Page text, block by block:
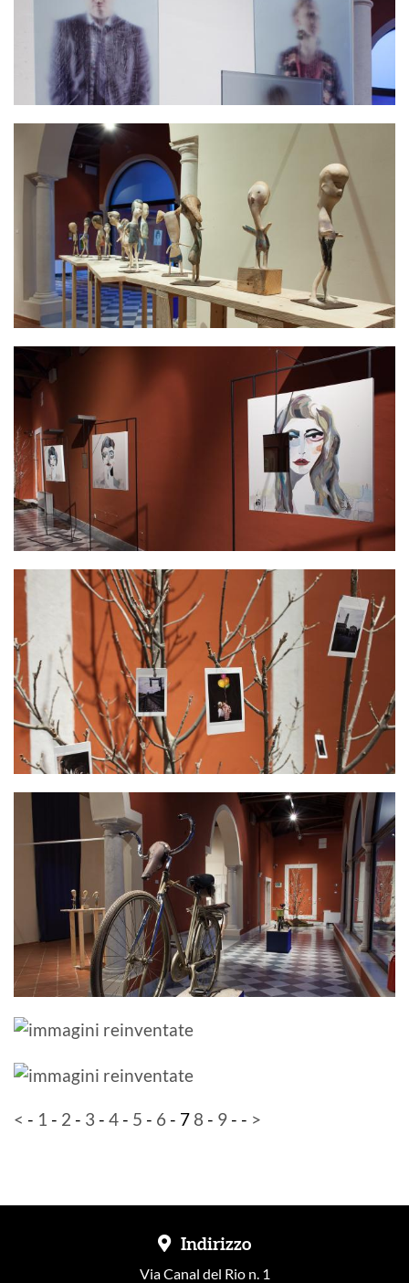
< - 1 - 2 - 3 - 4 - 5 - 6 - 7 8 - 9 - - >
Indirizzo
Via Canal del Rio n. 1